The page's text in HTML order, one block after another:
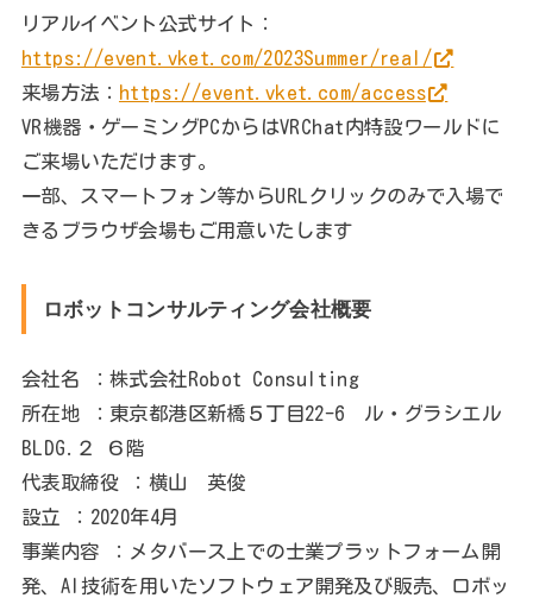
リアルイベント公式サイト：
https://event.vket.com/2023Summer/real/
来場方法： https://event.vket.com/access
VR機器・ゲーミングPCからはVRChat内特設ワールドに
ご来場いただけます。
一部、スマートフォン等からURLクリックのみで入場で
きるブラウザ会場もご用意いたします
ロボットコンサルティング会社概要
会社名 ：株式会社Robot Consulting
所在地 ：東京都港区新橋５丁目22-6 ル・グラシエル
BLDG.２ ６階
代表取締役 ：横山 英俊
設立 ：2020年4月
事業内容 ：メタバース上での士業プラットフォーム開
発、AI技術を用いたソフトウェア開発及び販売、ロボッ